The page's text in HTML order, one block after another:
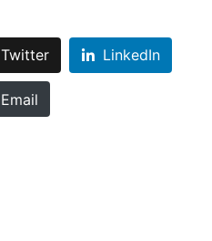
Twitter LinkedIn
Email